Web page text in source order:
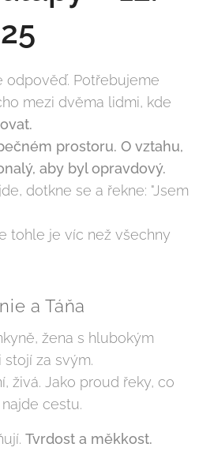
Potřebujeme
mezi dvěma lidmi, kde
prostoru. O vztahu,
aby byl opravdový.
dotkne se a řekne: "Jsem
tohle je víc než všechny
a Táňa
žena s hlubokým
za svým.
živá. Jako proud řeky, co
cestu.
Tvrdost a měkkost.